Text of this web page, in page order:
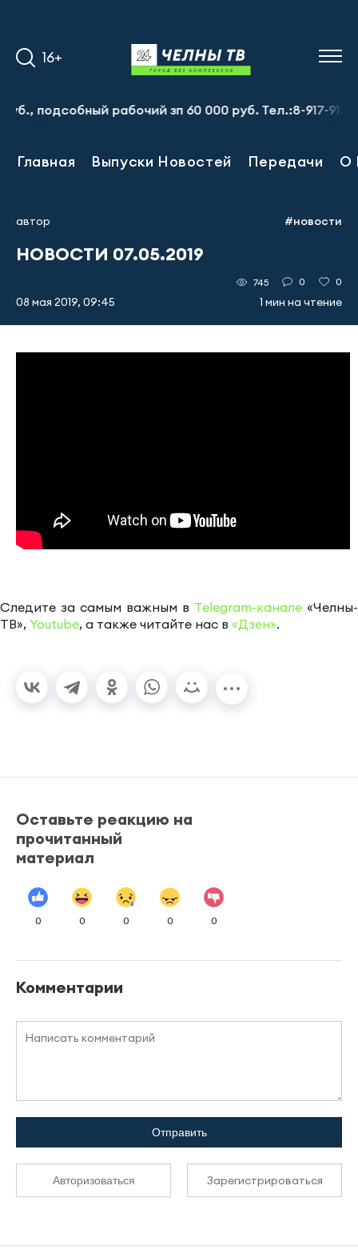
16+
подсобный рабочий зп 60 000 руб. Тел.:8-917-913-20-
Главная Выпуски Новостей Передачи О
автор #новости
НОВОСТИ 07.05.2019
08 мая 2019, 09:45
745 0 0
1 мин на чтение
Следите за самым важным в Telegram-канале «Челны-
ТВ», Youtube, а также читайте нас в «Дзен».
Оставьте реакцию на
прочитанный
материал
0 0 0 0 0
Комментарии
Отправить
Авторизоваться Зарегистрироваться